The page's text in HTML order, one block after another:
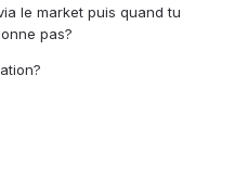
le market puis quand tu
pas?